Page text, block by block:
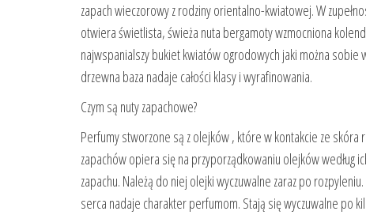
zapach wieczorowy z rodziny orientalno-kwiatowej. W
otwiera świetlista, świeża nuta bergamoty wzmocniona
najwspanialszy bukiet kwiatów ogrodowych jaki można
drzewna baza nadaje całości klasy i wyrafinowania.
Czym są nuty zapachowe?
Perfumy stworzone są z olejków , które w kontakcie ze
zapachów opiera się na przyporządkowaniu olejków według
zapachu. Należą do niej olejki wyczuwalne zaraz po
serca nadaje charakter perfumom. Stają się wyczuwalne po